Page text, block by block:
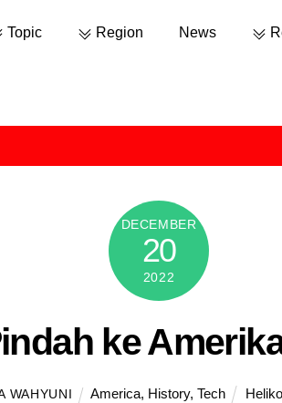
Topic Region News
DECEMBER
20
2022
ke
WAHYUNI America, History, Tech